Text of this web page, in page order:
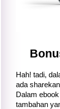
Hah! tadi,
ada
Dalam
tambahan